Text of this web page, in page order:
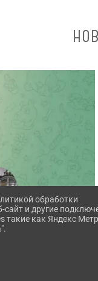
обработки
и другие
такие как Яндекс